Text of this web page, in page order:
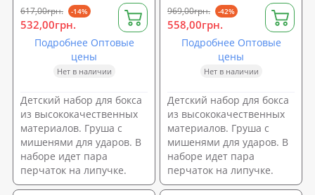
617,00грн. -14%
532,00грн.
Подробнее Оптовые
цены
Нет в наличии
Детский набор для бокса
из высококачественных
материалов. Груша с
мишенями для ударов. В
наборе идет пара
перчаток на липучке.
969,00грн. -42%
558,00грн.
Подробнее Оптовые
цены
Нет в наличии
Детский набор для бокса
из высококачественных
материалов. Груша с
мишенями для ударов. В
наборе идет пара
перчаток на липучке.